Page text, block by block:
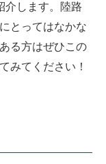
介します。陸路
とってはなかな
る方はぜひこの
みてください！